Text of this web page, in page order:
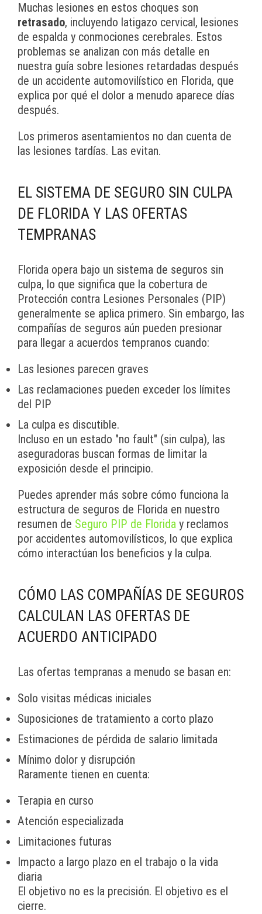
Muchas lesiones en estos choques son
retrasado, incluyendo latigazo cervical, lesiones
de espalda y conmociones cerebrales. Estos
problemas se analizan con más detalle en
nuestra guía sobre lesiones retardadas después
de un accidente automovilístico en Florida, que
explica por qué el dolor a menudo aparece días
después.
Los primeros asentamientos no dan cuenta de
las lesiones tardías. Las evitan.
EL SISTEMA DE SEGURO SIN CULPA
DE FLORIDA Y LAS OFERTAS
TEMPRANAS
Florida opera bajo un sistema de seguros sin
culpa, lo que significa que la cobertura de
Protección contra Lesiones Personales (PIP)
generalmente se aplica primero. Sin embargo, las
compañías de seguros aún pueden presionar
para llegar a acuerdos tempranos cuando:
Las lesiones parecen graves
Las reclamaciones pueden exceder los límites
del PIP
La culpa es discutible.
Incluso en un estado "no fault" (sin culpa), las
aseguradoras buscan formas de limitar la
exposición desde el principio.
Puedes aprender más sobre cómo funciona la
estructura de seguros de Florida en nuestro
resumen de Seguro PIP de Florida y reclamos
por accidentes automovilísticos, lo que explica
cómo interactúan los beneficios y la culpa.
CÓMO LAS COMPAÑÍAS DE SEGUROS
CALCULAN LAS OFERTAS DE
ACUERDO ANTICIPADO
Las ofertas tempranas a menudo se basan en:
Solo visitas médicas iniciales
Suposiciones de tratamiento a corto plazo
Estimaciones de pérdida de salario limitada
Mínimo dolor y disrupción
Raramente tienen en cuenta:
Terapia en curso
Atención especializada
Limitaciones futuras
Impacto a largo plazo en el trabajo o la vida
diaria
El objetivo no es la precisión. El objetivo es el
cierre.